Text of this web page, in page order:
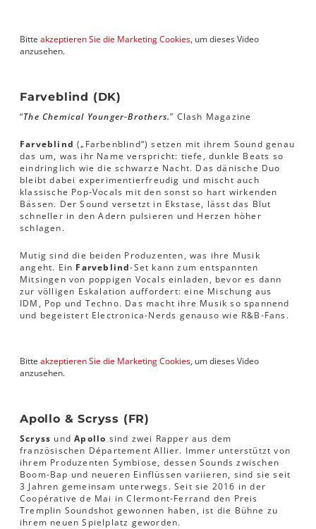
Bitte akzeptieren Sie die Marketing Cookies, um dieses Video
anzusehen.
Farveblind (DK)
“The Chemical Younger-Brothers.” Clash Magazine
Farveblind („Farbenblind“) setzen mit ihrem Sound genau
das um, was ihr Name verspricht: tiefe, dunkle Beats so
eindringlich wie die schwarze Nacht. Das dänische Duo
bleibt dabei experimentierfreudig und mischt auch
klassische Pop-Vocals mit den sonst so hart wirkenden
Bässen. Der Sound versetzt in Ekstase, lässt das Blut
schneller in den Adern pulsieren und Herzen höher
schlagen.
Mutig sind die beiden Produzenten, was ihre Musik
angeht. Ein Farveblind-Set kann zum entspannten
Mitsingen von poppigen Vocals einladen, bevor es dann
zur völligen Eskalation auffordert: eine Mischung aus
IDM, Pop und Techno. Das macht ihre Musik so spannend
und begeistert Electronica-Nerds genauso wie R&B-Fans.
Bitte akzeptieren Sie die Marketing Cookies, um dieses Video
anzusehen.
Apollo & Scryss (FR)
Scryss undApollo sind zwei Rapper aus dem
französischen Département Allier. Immer unterstützt von
ihrem Produzenten Symbiose, dessen Sounds zwischen
Boom-Bap und neueren Einflüssen variieren, sind sie seit
3 Jahren gemeinsam unterwegs. Seit sie 2016 in der
Coopérative de Mai in Clermont-Ferrand den Preis
Tremplin Soundshot gewonnen haben, ist die Bühne zu
ihrem neuen Spielplatz geworden.